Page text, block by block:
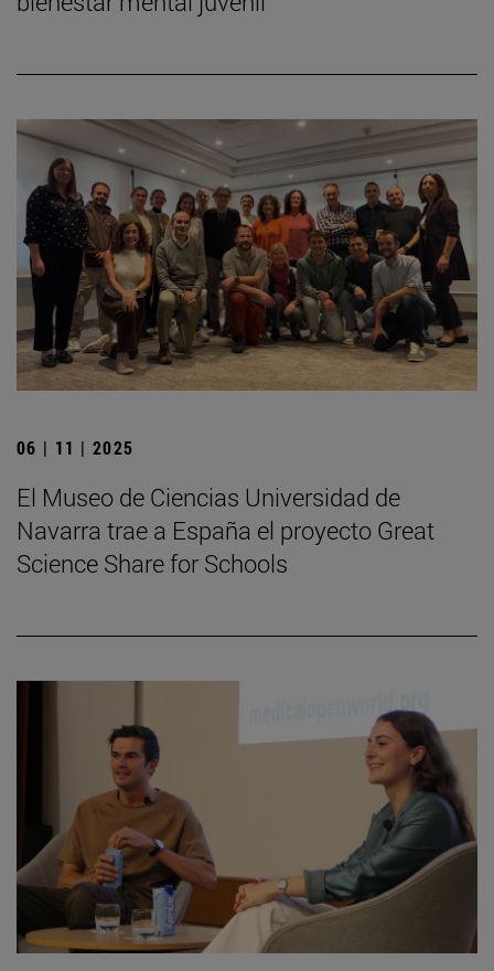
06 | 11 | 2025
El Museo de Ciencias Universidad de
Navarra trae a España el proyecto Great
Science Share for Schools